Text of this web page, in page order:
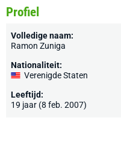
Profiel
Volledige naam:
Ramon Zuniga
Nationaliteit:
Verenigde Staten
Leeftijd:
19 jaar (8 feb. 2007)